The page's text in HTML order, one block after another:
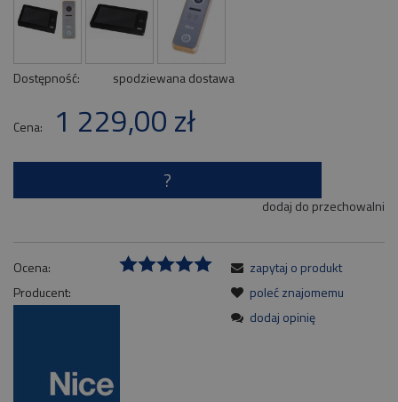
Dostępność: spodziewana dostawa
Cena: 1 229,00 zł
?
dodaj do przechowalni
Ocena:
Producent:
zapytaj o produkt
poleć znajomemu
dodaj opinię